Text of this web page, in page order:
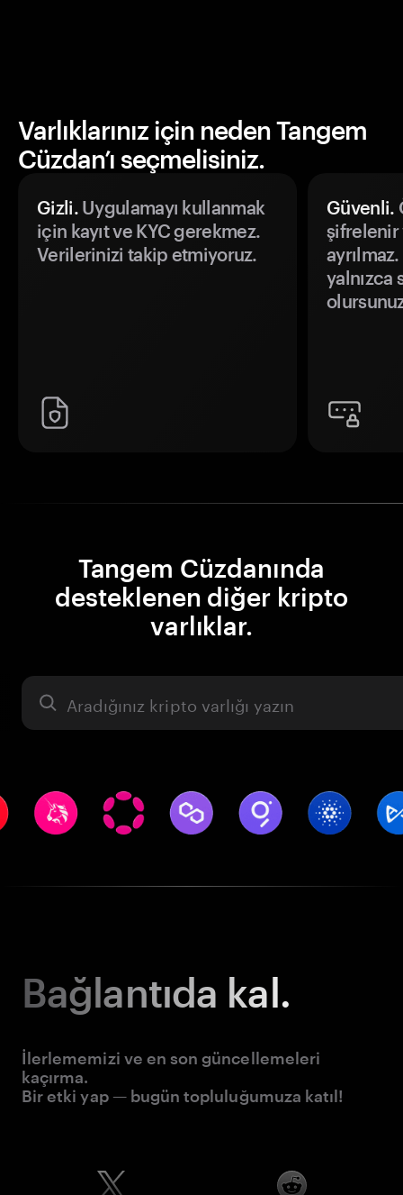
Varlıklarınız için neden Tangem
Cüzdan’ı seçmelisiniz.
Gizli.Uygulamayı kullanmak
için kayıt ve KYC gerekmez.
Verilerinizi takip etmiyoruz.
Güvenli.
şifrelenir
yalnızca
Tangem Cüzdanında
desteklenen diğer kripto
varlıklar.
Varlık
Bağlantıda kal.
İlerlememizi ve en son güncellemeleri
kaçırma.
Bir etki yap — bugün topluluğumuza katıl!